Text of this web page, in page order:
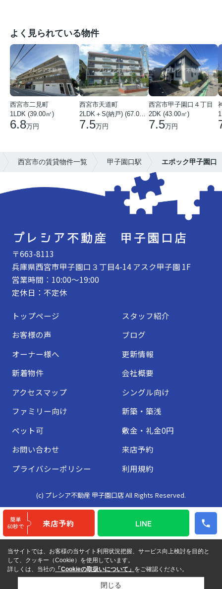
よく見られている物件
西宮市二見町
1LDK (39.00㎡)
6.8万円
西宮市天道町
2LDK＋S(納戸) (67.00㎡)
7.5万円
西宮市甲子園口４丁目
2DK (43.00㎡)
7.5万円
西宮市の賃貸物件一覧 甲子園口駅 エポック甲子園口
〒663-8113
兵庫県西宮市甲子園口３丁目4-14 アスク甲子園 1F
営業時間：10:00～19:00
定休日：不定休
トップページ
スタッフ紹介
お客様の声
ブログ
オーナー様へ
更新情報
新着物件
会社概要
アクセスマップ
シングル向け
ファミリー向け
新築・築浅
ペット可
敷金・礼金0円
お問い合わせ
来店予約
プライバシーポリシー
利用規約
(c) プレシア不動産 甲子園口店 All Rights Reserved.
来店予約 LINE
当サイトでは、お客様の当サイト利用状況把握、サービス向上検討を目的と
して、クッキー（Cookie）を使用しています。
詳しくは、当社の 「Cookieの取扱いについて」 をご確認ください。
閉じる